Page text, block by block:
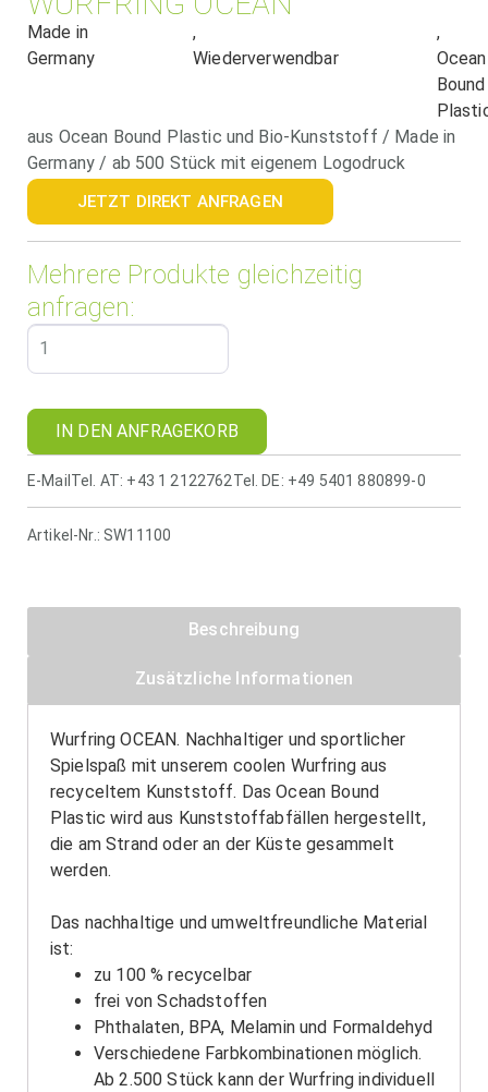
Made in
Germany
,
Wiederverwendbar
,
Ocean
Bound
aus Ocean Bound Plastic und Bio-Kunststoff / Made in
Germany / ab 500 Stück mit eigenem Logodruck
JETZT DIREKT ANFRAGEN
Mehrere Produkte gleichzeitig
anfragen:
IN DEN ANFRAGEKORB
E-Mail Tel. AT: +43 1 2122762Tel. DE: +49 5401 880899-0
Artikel-Nr.: SW11100
Beschreibung
Zusätzliche Informationen
Wurfring OCEAN. Nachhaltiger und sportlicher
Spielspaß mit unserem coolen Wurfring aus
recyceltem Kunststoff. Das Ocean Bound
Plastic wird aus Kunststoffabfällen hergestellt,
die am Strand oder an der Küste gesammelt
werden.
Das nachhaltige und umweltfreundliche Material
ist:
zu 100 % recycelbar
frei von Schadstoffen
Phthalaten, BPA, Melamin und Formaldehyd
Verschiedene Farbkombinationen möglich.
Ab 2.500 Stück kann der Wurfring individuell